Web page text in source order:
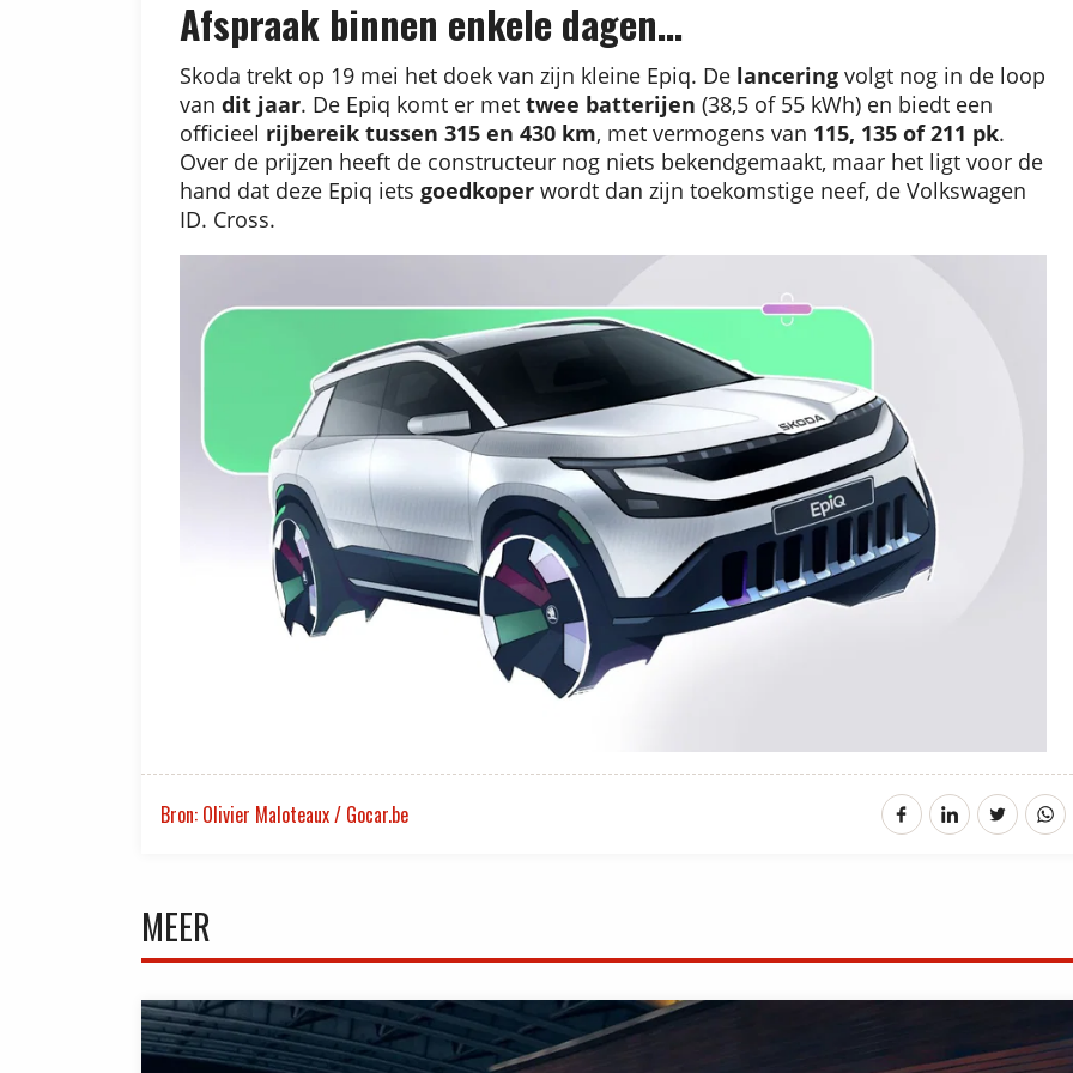
Afspraak binnen enkele dagen…
Skoda trekt op 19 mei het doek van zijn kleine Epiq. De lancering volgt nog in de loop
van dit jaar. De Epiq komt er met twee batterijen (38,5 of 55 kWh) en biedt een
officieel rijbereik tussen 315 en 430 km, met vermogens van 115, 135 of 211 pk.
Over de prijzen heeft de constructeur nog niets bekendgemaakt, maar het ligt voor de
hand dat deze Epiq iets goedkoper wordt dan zijn toekomstige neef, de Volkswagen
ID. Cross.
Bron: Olivier Maloteaux / Gocar.be
MEER